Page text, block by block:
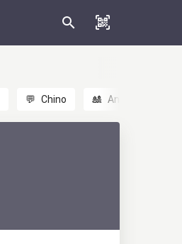
💬 Chino 🎎 Anime